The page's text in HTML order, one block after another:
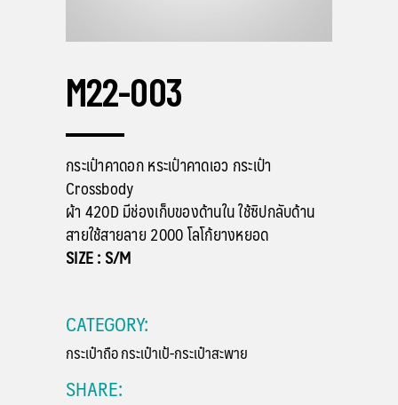
M22-003
กระเป๋าคาดอก หระเป๋าคาดเอว กระเป๋า
Crossbody
ผ้า 420D มีช่องเก็บของด้านใน ใช้ซิปกลับด้าน
สายใช้สายลาย 2000 โลโก้ยางหยอด
SIZE : S/M
CATEGORY:
กระเป๋าถือกระเป๋าเป้-กระเป๋าสะพาย
SHARE: